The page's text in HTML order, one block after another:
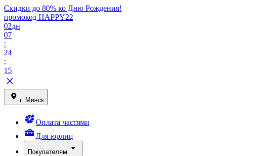
Скидки до 80% ко Дню Рождения!
промокод HAPPY22
02дн
07
:
24
:
15
г. Минск
Оплата частями
Для юрлиц
Покупателям